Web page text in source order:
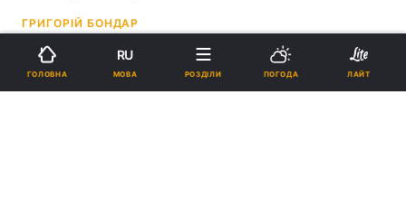
ГРИГОРІЙ БОНДАР
11:56, 27.06.22
ГОЛОВНА
RU
МОВА РОЗДІЛИ ПОГОДА ЛАЙТ